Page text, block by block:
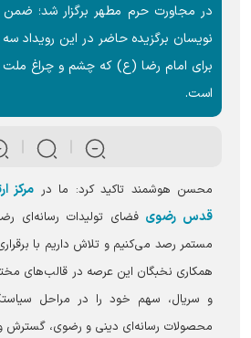
در مجاورت حرم مطهر برگزار شد؛ ضمن
نویسان برگزیده حاضر در این رویداد
برای امام رضا (ع) که چشم و چراغ ملت
است.
محسن هوشمند تاکید کرد: ما در مرکز
قدس رضوی فضای تولیدات رسانه‌ای
مستمر رصد می‌کنیم و تلاش داریم با
همکاری نخبگان این عرصه در قالب‌های
و سریال، سهم خود را در مراحل
محصولات رسانه‌ای دینی و رضوی، گسترش